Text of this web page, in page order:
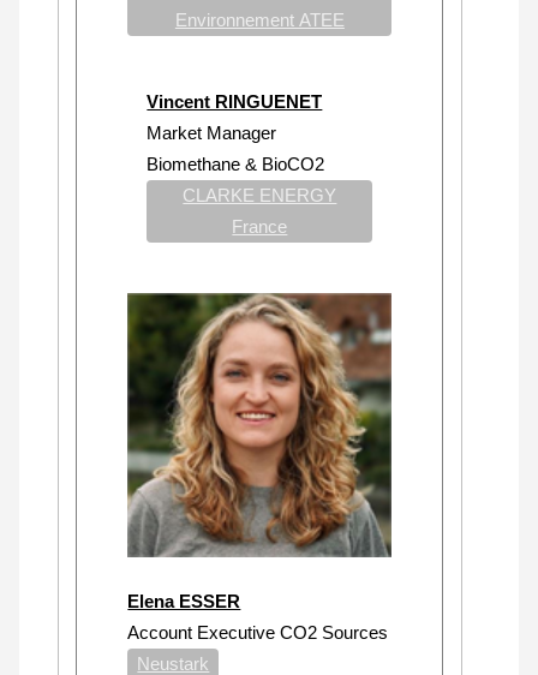
Environnement ATEE
Vincent RINGUENET
Market Manager
Biomethane & BioCO2
CLARKE ENERGY
France
Elena ESSER
Account Executive CO2 Sources
Neustark